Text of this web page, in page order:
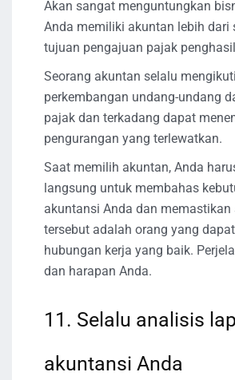
Akan sangat menguntungkan
Anda memiliki akuntan lebih dari
tujuan pengajuan pajak
Seorang akuntan selalu mengikuti
perkembangan undang-undang
pajak dan terkadang dapat
pengurangan yang terlewatkan.
Saat memilih akuntan, Anda
langsung untuk membahas
akuntansi Anda dan memastikan
tersebut adalah orang yang
hubungan kerja yang baik.
dan harapan Anda.
11. Selalu analisis
akuntansi Anda